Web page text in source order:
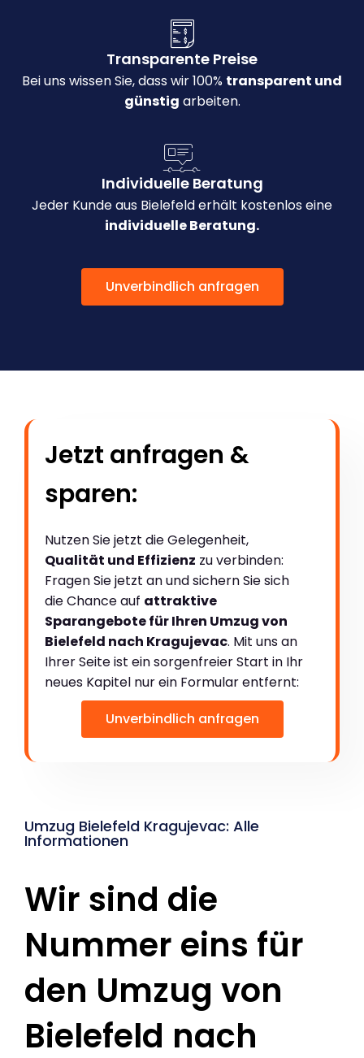
Transparente Preise
Bei uns wissen Sie, dass wir 100% transparent und
günstig arbeiten.
Individuelle Beratung
Jeder Kunde aus Bielefeld erhält kostenlos eine
individuelle Beratung.
Unverbindlich anfragen
Jetzt anfragen &
sparen:
Nutzen Sie jetzt die Gelegenheit,
Qualität und Effizienz zu verbinden:
Fragen Sie jetzt an und sichern Sie sich
die Chance auf attraktive
Sparangebote für Ihren Umzug von
Bielefeld nach Kragujevac. Mit uns an
Ihrer Seite ist ein sorgenfreier Start in Ihr
neues Kapitel nur ein Formular entfernt:
Unverbindlich anfragen
Umzug Bielefeld Kragujevac: Alle
Informationen
Wir sind die
Nummer eins für
den Umzug von
Bielefeld nach